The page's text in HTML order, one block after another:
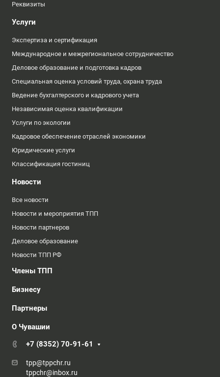
Реквизиты
Услуги
Экспертиза и сертификация
Международное и межрегиональное сотрудничество
Деловое образование и подготовка кадров
Специальная оценка условий труда, охрана труда
Ведение бухгалтерского и кадрового учета
Независимая оценка квалификации
Услуги по экологии
Кадровое обеспечение отраслей экономики
Юридические услуги
Классификация гостиниц
Новости
Все новости
Новости и мероприятия ТПП
Новости партнеров
Деловое образование
Новости ТПП РФ
Члены ТПП
Бизнесу
Партнеры
О Чувашии
+7 (8352) 70-91-61
tpp@tppchr.ru
tppchr@inbox.ru